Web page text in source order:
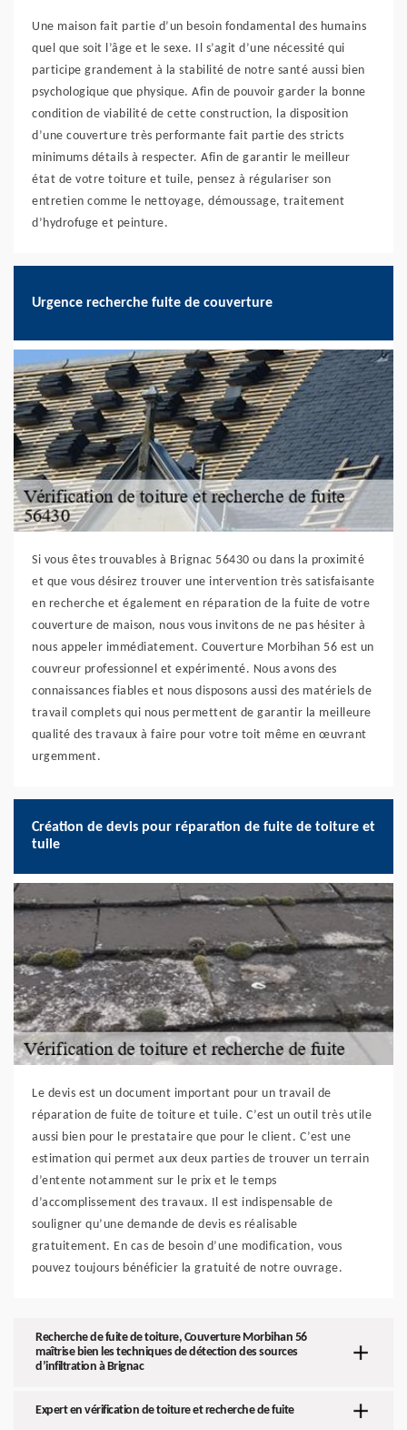
Une maison fait partie d’un besoin fondamental des humains
quel que soit l’âge et le sexe. Il s’agit d’une nécessité qui
participe grandement à la stabilité de notre santé aussi bien
psychologique que physique. Afin de pouvoir garder la bonne
condition de viabilité de cette construction, la disposition
d’une couverture très performante fait partie des stricts
minimums détails à respecter. Afin de garantir le meilleur
état de votre toiture et tuile, pensez à régulariser son
entretien comme le nettoyage, démoussage, traitement
d’hydrofuge et peinture.
Urgence recherche fuite de couverture
Si vous êtes trouvables à Brignac 56430 ou dans la proximité
et que vous désirez trouver une intervention très satisfaisante
en recherche et également en réparation de la fuite de votre
couverture de maison, nous vous invitons de ne pas hésiter à
nous appeler immédiatement. Couverture Morbihan 56 est un
couvreur professionnel et expérimenté. Nous avons des
connaissances fiables et nous disposons aussi des matériels de
travail complets qui nous permettent de garantir la meilleure
qualité des travaux à faire pour votre toit même en œuvrant
urgemment.
Création de devis pour réparation de fuite de toiture et
tuile
Le devis est un document important pour un travail de
réparation de fuite de toiture et tuile. C’est un outil très utile
aussi bien pour le prestataire que pour le client. C’est une
estimation qui permet aux deux parties de trouver un terrain
d’entente notamment sur le prix et le temps
d’accomplissement des travaux. Il est indispensable de
souligner qu’une demande de devis es réalisable
gratuitement. En cas de besoin d’une modification, vous
pouvez toujours bénéficier la gratuité de notre ouvrage.
Recherche de fuite de toiture, Couverture Morbihan 56
maîtrise bien les techniques de détection des sources
d’infiltration à Brignac
Expert en vérification de toiture et recherche de fuite